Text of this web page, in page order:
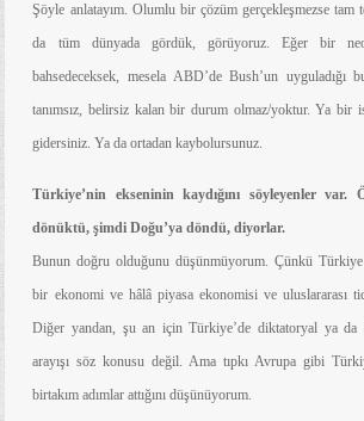
Şöyle anlatayım. Olumlu bir çözüm gerçekleşmezse tam
da tüm dünyada gördük, görüyoruz. Eğer bir
bahsedeceksek, mesela ABD’de Bush’un uyguladığı
tanımsız, belirsiz kalan bir durum olmaz/yoktur. Ya bir
gidersiniz. Ya da ortadan kaybolursunuz.
Türkiye’nin ekseninin kaydığını söyleyenler var.
dönüktü, şimdi Doğu’ya döndü, diyorlar.
Bunun doğru olduğunu düşünmüyorum. Çünkü Türkiye
bir ekonomi ve hâlâ piyasa ekonomisi ve uluslararası
Diğer yandan, şu an için Türkiye’de diktatoryal ya da
arayışı söz konusu değil. Ama tıpkı Avrupa gibi
birtakım adımlar attığını düşünüyorum.